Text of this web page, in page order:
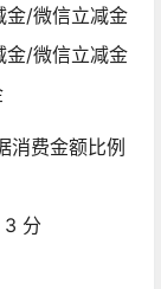
/微信立减金
金/微信立减金
消费金额比例
3 分